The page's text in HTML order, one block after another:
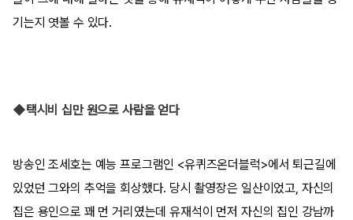
기는지 엿볼 수 있다.
◆택시비 십만 원으로 사람을 얻다
방송인 조세호는 예능 프로그램인 <유퀴즈온더블럭>에서 퇴근길에
있었던 그와의 추억을 회상했다. 당시 촬영장은 일산이었고, 자신의
집은 용인으로 꽤 먼 거리였는데 유재석이 먼저 자신의 집인 강남까